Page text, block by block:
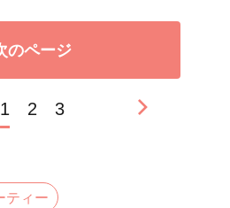
のページ
1 2 3
ティー